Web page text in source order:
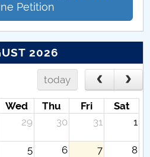
Petition
2026
today
Wed Thu Fri
Sat
29 30 31 1
5 6 7 8